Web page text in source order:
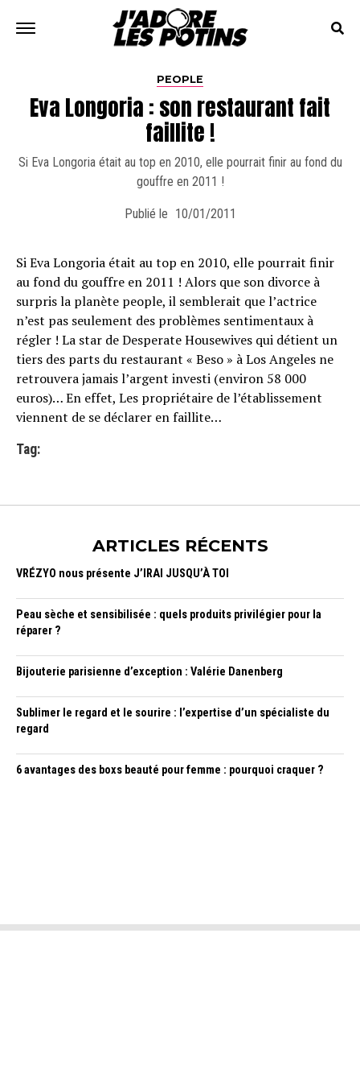
PEOPLE
Eva Longoria : son restaurant fait
faillite !
Si Eva Longoria était au top en 2010, elle pourrait finir au fond du
gouffre en 2011 !
Publié le 10/01/2011
Si Eva Longoria était au top en 2010, elle pourrait finir
au fond du gouffre en 2011 ! Alors que son divorce à
surpris la planète people, il semblerait que l’actrice
n’est pas seulement des problèmes sentimentaux à
régler ! La star de Desperate Housewives qui détient un
tiers des parts du restaurant « Beso » à Los Angeles ne
retrouvera jamais l’argent investi (environ 58 000
euros)… En effet, Les propriétaire de l’établissement
viennent de se déclarer en faillite…
Tag:
ARTICLES RÉCENTS
VRÉZYO nous présente J’IRAI JUSQU’À TOI
Peau sèche et sensibilisée : quels produits privilégier pour la
réparer ?
Bijouterie parisienne d’exception : Valérie Danenberg
Sublimer le regard et le sourire : l’expertise d’un spécialiste du
regard
6 avantages des boxs beauté pour femme : pourquoi craquer ?